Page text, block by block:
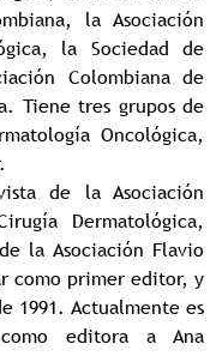
la Asociación
la Sociedad de
Colombiana de
Tiene tres grupos de
Oncológica,
de la Asociación
Dermatológica,
la Asociación Flavio
como primer editor, y
1991. Actualmente es
editora a Ana